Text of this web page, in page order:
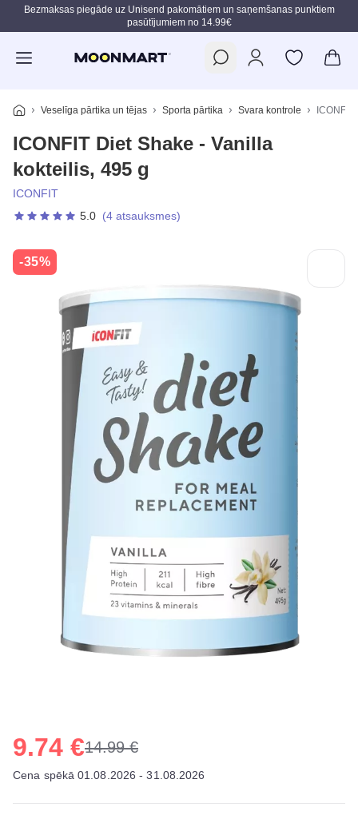
Pāriet uz galveno saturu
Bezmaksas piegāde uz Unisend pakomātiem un saņemšanas punktiem
pasūtījumiem no 14.99€
Veselīga pārtika un tējas Sporta pārtika Svara kontrole
ICONFIT Diet Shake - Vanilla
kokteilis, 495 g
ICONFIT
5.0 (4 atsauksmes)
-35%
9.74 €14.99 €
Cena spēkā 01.08.2026 - 31.08.2026